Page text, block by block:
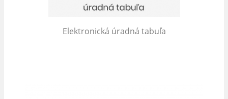
Elektronická úradná tabuľa